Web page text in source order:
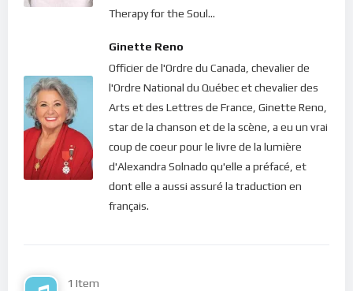
Si nous désirons que la gloire de Dieu se révèle dans notre vie,
changer notre perception de la vie; à accepter tout ce qui nous
arrive comme un don précieux de Dieu pour notre
épanouissement spirituel… “Après la pluie, c’est le beau
temps, dit-on
“… mais comment le beau temps pourrait-il
arriver si la pluie ne tombe ? Comment le grain mis en terre
pourrait-il germer et porter des fruits s’il ne meurt ?
Dans le calme et le silence, écoute…
Therapy for the Soul...
Ginette Reno
Officier de l'Ordre du Canada, chevalier de
l'Ordre National du Québec et chevalier des
Arts et des Lettres de France, Ginette Reno,
star de la chanson et de la scène, a eu un vrai
coup de coeur pour le livre de la lumière
d'Alexandra Solnado qu'elle a préfacé, et
dont elle a aussi assuré la traduction en
français.
1 Item